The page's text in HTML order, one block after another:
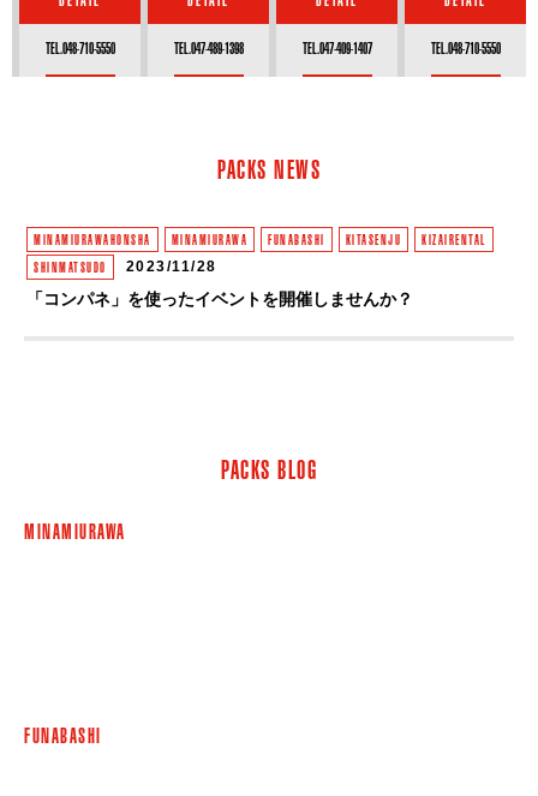
TEL.048-710-5550 TEL.047-489-1398 TEL.047-409-1407 TEL.048-710-5550
PACKS NEWS
MINAMIURAWAHONSHA MINAMIURAWA FUNABASHI KITASENJU
KIZAIRENTAL
SHINMATSUDO
2023/11/28
「コンパネ」を使ったイベントを開催しませんか？
PACKS BLOG
MINAMIURAWA
FUNABASHI